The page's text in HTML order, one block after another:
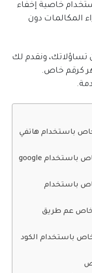
خاصية إخفاء
المكالمات دون
ونقدم لك
كرقم خاص.
باستخدام هاتفي
كيف اجعل رقمي يظهر رقم خاص باستخدام google
باستخدام
خاص عم طريق
باستخدام الكود